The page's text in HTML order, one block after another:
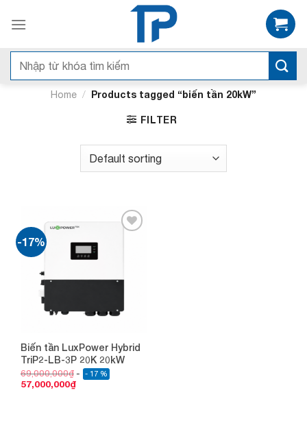
qua
dungSearch
Home / Products tagged “biến tần 20kW”
FILTER
-17%
Biến tần LuxPower Hybrid
TriP2-LB-3P 20K 20kW
69,000,000₫ - 17 %
57,000,000₫